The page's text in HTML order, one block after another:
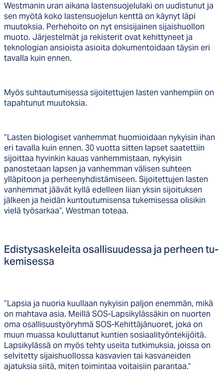
Westmanin uran aikana lastensuojelulaki on uudistunut ja
sen myötä koko lastensuojelun kenttä on käynyt läpi
muutoksia. Perhehoito on nyt ensisijainen sijaishuollon
muoto. Järjestelmät ja rekisterit ovat kehittyneet ja
teknologian ansioista asioita dokumentoidaan täysin eri
tavalla kuin ennen.
Myös suhtautumisessa sijoitettujen lasten vanhempiin on
tapahtunut muutoksia.
”Lasten biologiset vanhemmat huomioidaan nykyisin ihan
eri tavalla kuin ennen. 30 vuotta sitten lapset saatettiin
sijoittaa hyvinkin kauas vanhemmistaan, nykyisin
panostetaan lapsen ja vanhemman välisen suhteen
ylläpitoon ja perheenyhdistämiseen. Sijoitettujen lasten
vanhemmat jäävät kyllä edelleen liian yksin sijoituksen
jälkeen ja heidän kuntoutumisensa tukemisessa olisikin
vielä työsarkaa”, Westman toteaa.
Edis­ty­sas­ke­lei­ta osal­li­suu­des­sa ja per­heen tu­
ke­mi­ses­sa
”Lapsia ja nuoria kuullaan nykyisin paljon enemmän, mikä
on mahtava asia. Meillä SOS-Lapsikylässäkin on nuorten
oma osallisuustyöryhmä SOS-Kehittäjänuoret, joka on
muun muassa kouluttanut kuntien sosiaalityöntekijöitä.
Lapsikylässä on myös tehty useita tutkimuksia, joissa on
selvitetty sijaishuollossa kasvavien tai kasvaneiden
ajatuksia siitä, miten toimintaa voitaisiin parantaa.”